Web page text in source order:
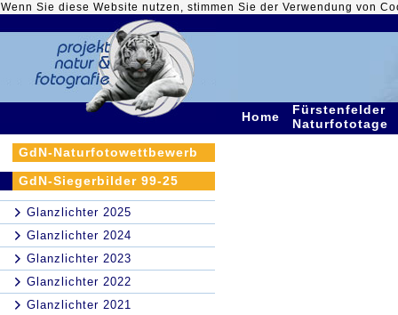
Wenn Sie diese Website nutzen, stimmen Sie der Verwendung von
Home
Fürstenfelder
Naturfototage
GdN-Naturfotowettbewerb
GdN-Siegerbilder 99-25
Glanzlichter 2025
Glanzlichter 2024
Glanzlichter 2023
Glanzlichter 2022
Glanzlichter 2021